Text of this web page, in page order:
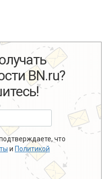
BN.ru?
что
и Политикой